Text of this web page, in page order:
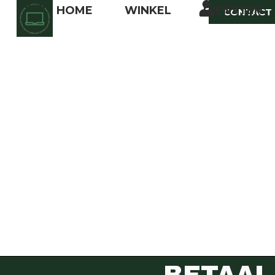
HOME WINKEL DIENSTEN
CONTACT